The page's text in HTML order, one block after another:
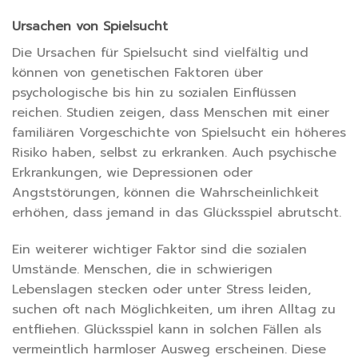
Ursachen von Spielsucht
Die Ursachen für Spielsucht sind vielfältig und
können von genetischen Faktoren über
psychologische bis hin zu sozialen Einflüssen
reichen. Studien zeigen, dass Menschen mit einer
familiären Vorgeschichte von Spielsucht ein höheres
Risiko haben, selbst zu erkranken. Auch psychische
Erkrankungen, wie Depressionen oder
Angststörungen, können die Wahrscheinlichkeit
erhöhen, dass jemand in das Glücksspiel abrutscht.
Ein weiterer wichtiger Faktor sind die sozialen
Umstände. Menschen, die in schwierigen
Lebenslagen stecken oder unter Stress leiden,
suchen oft nach Möglichkeiten, um ihren Alltag zu
entfliehen. Glücksspiel kann in solchen Fällen als
vermeintlich harmloser Ausweg erscheinen. Diese